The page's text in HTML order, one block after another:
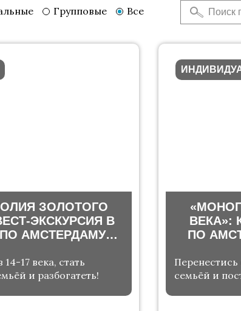
Групповые Все
ЗОЛОТОГО
ЭКСКУРСИЯ В
АМСТЕРДАМУ
ИГРЫ
17 века, стать
и разбогатеть!
ВЕКА»:
ПО
Перенестись
семьёй и